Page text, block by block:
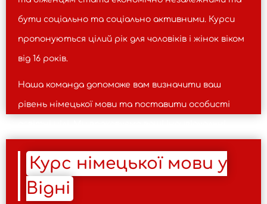
бути соціально та соціально активними. Курси
пропонуються цілий рік для чоловіків і жінок віком
від 16 років.
Наша команда допоможе вам визначити ваш
рівень німецької мови та поставити особисті
допомогти вам швидко досягти успіху та знайти
роботу в Австрії.
Курс німецької мови у
Відні